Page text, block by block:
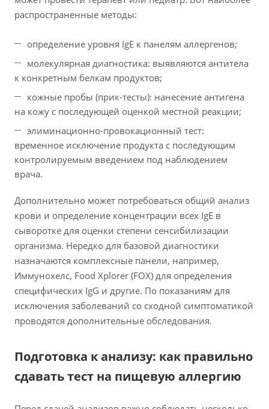
распространенные методы:
определение уровня IgE к панелям аллергенов;
молекулярная диагностика: выявляются антитела
к конкретным белкам продуктов;
кожные пробы (прик-тесты): нанесение антигена
на кожу с последующей оценкой местной реакции;
элиминационно-провокационный тест:
временное исключение продукта с последующим
контролируемым введением под наблюдением
врача.
Дополнительно может потребоваться общий анализ
крови и определение концентрации всех IgE в
сыворотке для оценки степени сенсибилизации
организма. Нередко для базовой диагностики
назначаются комплексные панели, например,
Иммунохелс, Food Xplorer (FOX) для определения
специфических IgG и другие. По показаниям для
исключения заболеваний со сходной симптоматикой
проводятся дополнительные обследования.
Подготовка к анализу: как правильно
сдавать тест на пищевую аллергию